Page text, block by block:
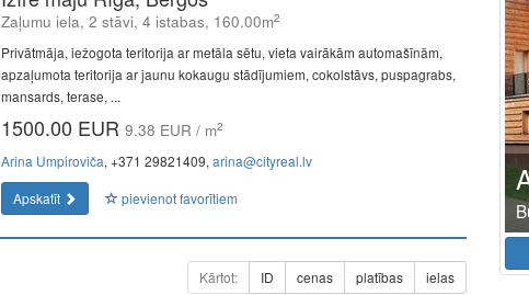
Zaļumu iela, 2 stāvi, 4 istabas, 160.00m2
Privātmāja, iežogota teritorija ar metāla sētu, vieta vairākām automašīnām,
apzaļumota teritorija ar jaunu kokaugu stādījumiem, cokolstāvs, puspagrabs,
mansards, terase, ...
1500.00 EUR 9.38 EUR / m2
Arina Umpiroviča, +371 29821409, arina@cityreal.lv
Apskatīt
pievienot favorītiem
Kārtot: ID cenas platības ielas